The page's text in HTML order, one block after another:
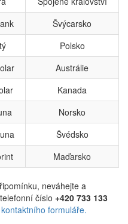
Švýcarsko
Polsko
Austrálie
Kanada
Norsko
Švédsko
Maďarsko
neváhejte a
číslo +420 733 133
kontaktního formuláře.